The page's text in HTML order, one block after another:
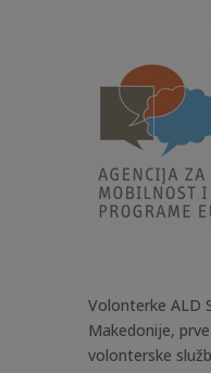
Volonterke ALD
Makedonije,
volonterske